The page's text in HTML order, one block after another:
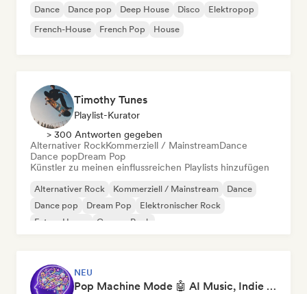
Dance Dance pop Deep House Disco
Elektropop
French-House
French Pop House
Timothy Tunes
Playlist-Kurator
> 300 Antworten gegeben
Alternativer RockKommerziell / MainstreamDance
Dance popDream Pop
Künstler zu meinen einflussreichen Playlists hinzufügen
Alternativer Rock Kommerziell / Mainstream
Dance
Dance pop
Dream Pop
Elektronischer Rock
Future House
Garage-Rock
NEU
Pop Machine Mode 🤖 AI Music, Indie Pop & Dream Pop